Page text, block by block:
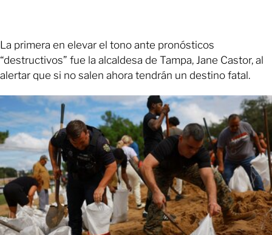
La primera en elevar el tono ante pronósticos
“destructivos” fue la alcaldesa de Tampa, Jane Castor, al
alertar que si no salen ahora tendrán un destino fatal.